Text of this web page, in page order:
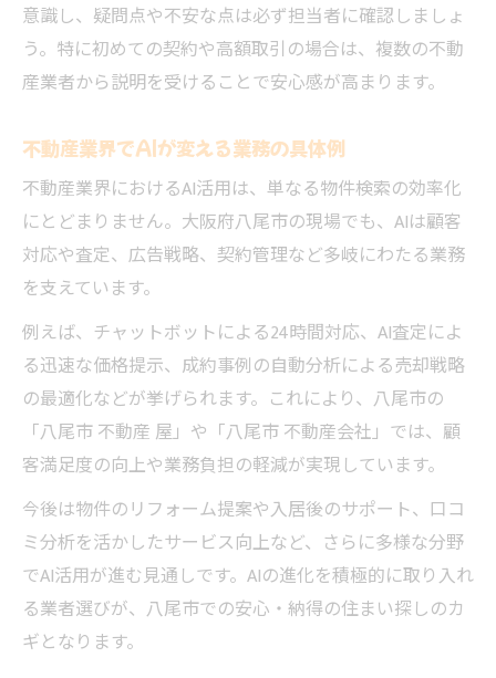
意識し、疑問点や不安な点は必ず担当者に確認しましょ
う。特に初めての契約や高額取引の場合は、複数の不動
産業者から説明を受けることで安心感が高まります。
不動産業界でAIが変える業務の具体例
不動産業界におけるAI活用は、単なる物件検索の効率化
にとどまりません。大阪府八尾市の現場でも、AIは顧客
対応や査定、広告戦略、契約管理など多岐にわたる業務
を支えています。
例えば、チャットボットによる24時間対応、AI査定によ
る迅速な価格提示、成約事例の自動分析による売却戦略
の最適化などが挙げられます。これにより、八尾市の
「八尾市 不動産 屋」や「八尾市 不動産会社」では、顧
客満足度の向上や業務負担の軽減が実現しています。
今後は物件のリフォーム提案や入居後のサポート、口コ
ミ分析を活かしたサービス向上など、さらに多様な分野
でAI活用が進む見通しです。AIの進化を積極的に取り入れ
る業者選びが、八尾市での安心・納得の住まい探しのカ
ギとなります。